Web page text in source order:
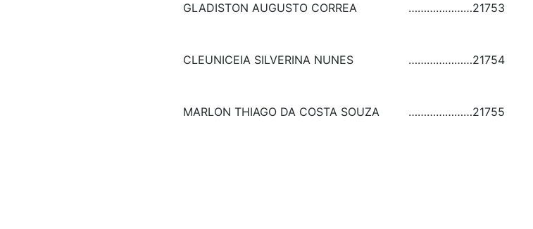
GLADISTON AUGUSTO CORREA …………………21753
CLEUNICEIA SILVERINA NUNES …………………21754
MARLON THIAGO DA COSTA SOUZA …………………21755